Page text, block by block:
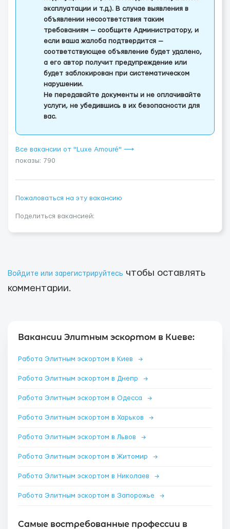
эксплуатации и т.д.). В случае выявления в
объявлении несоответствия таким
требованиям — сообщите Администратору, и
если ваша жалоба подтвердится —
соответствующее объявление будет удалено,
а его автор получит предупреждение или
будет заблокирован при систематическом
нарушении.
Не передавайте документы и не оплачивайте
услуги, не убедившись в их безопасности для
вас.
Все вакансии от "Luxe Amouré" ⟶
показы: 790
Пожаловаться на эту вакансию
Поделиться вакансией:
Войдите или зарегистрируйтесь чтобы оставлять
комментарии.
Вакансии Элитным эскортом в Киеве:
Работа Элитным эскортом в Киев →
Работа Элитным эскортом в Днепр →
Работа Элитным эскортом в Одесса →
Работа Элитным эскортом в Харьков →
Работа Элитным эскортом в Львов →
Работа Элитным эскортом в Житомир →
Работа Элитным эскортом в Николаев →
Работа Элитным эскортом в Запорожье →
Самые востребованные профессии в